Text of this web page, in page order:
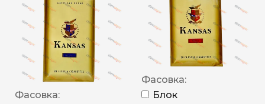
Фасовка:
Фасовка:
Блок